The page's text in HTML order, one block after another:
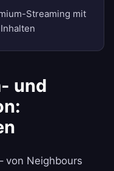
Streaming mit
und
von Neighbours